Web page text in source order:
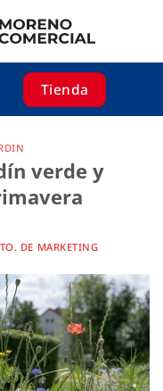
Tienda
verde y
DE MARKETING